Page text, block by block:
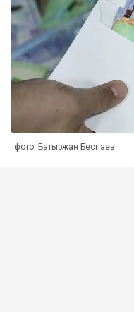
фото: Батыржан Беспаев